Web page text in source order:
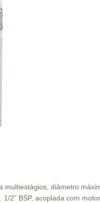
multiestágios, diâmetro
2” BSP, acoplada com motor